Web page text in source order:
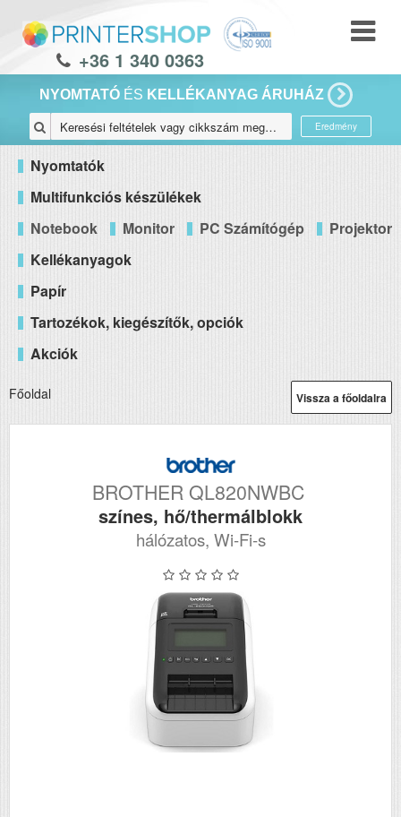
+36 1 340 0363
NYOMTATÓ ÉS KELLÉKANYAG ÁRUHÁZ
Eredmény
Nyomtatók
Multifunkciós készülékek
Notebook
Monitor PC Számítógép
Projektor
Kellékanyagok
Papír
Tartozékok, kiegészítők, opciók
Akciók
Vissza a főoldalra
Főoldal
BROTHER QL820NWBC
színes, hő/thermálblokk
hálózatos, Wi-Fi-s